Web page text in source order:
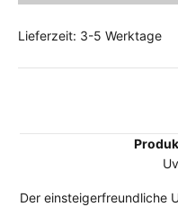
Lieferzeit: 3-5 Werktage
Der einsteigerfreundliche